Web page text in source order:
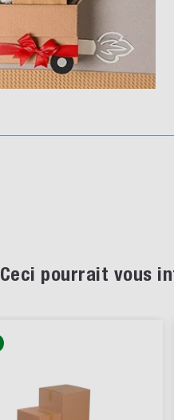
Ceci pourrait vous